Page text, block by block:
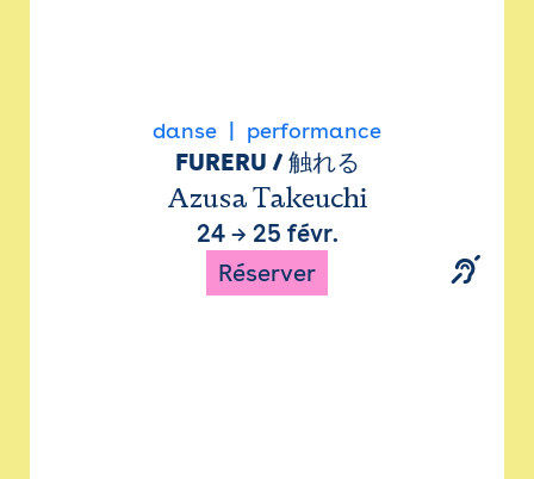
danse performance
FURERU / 触れる
Azusa Takeuchi
24→ 25 févr.
Réserver